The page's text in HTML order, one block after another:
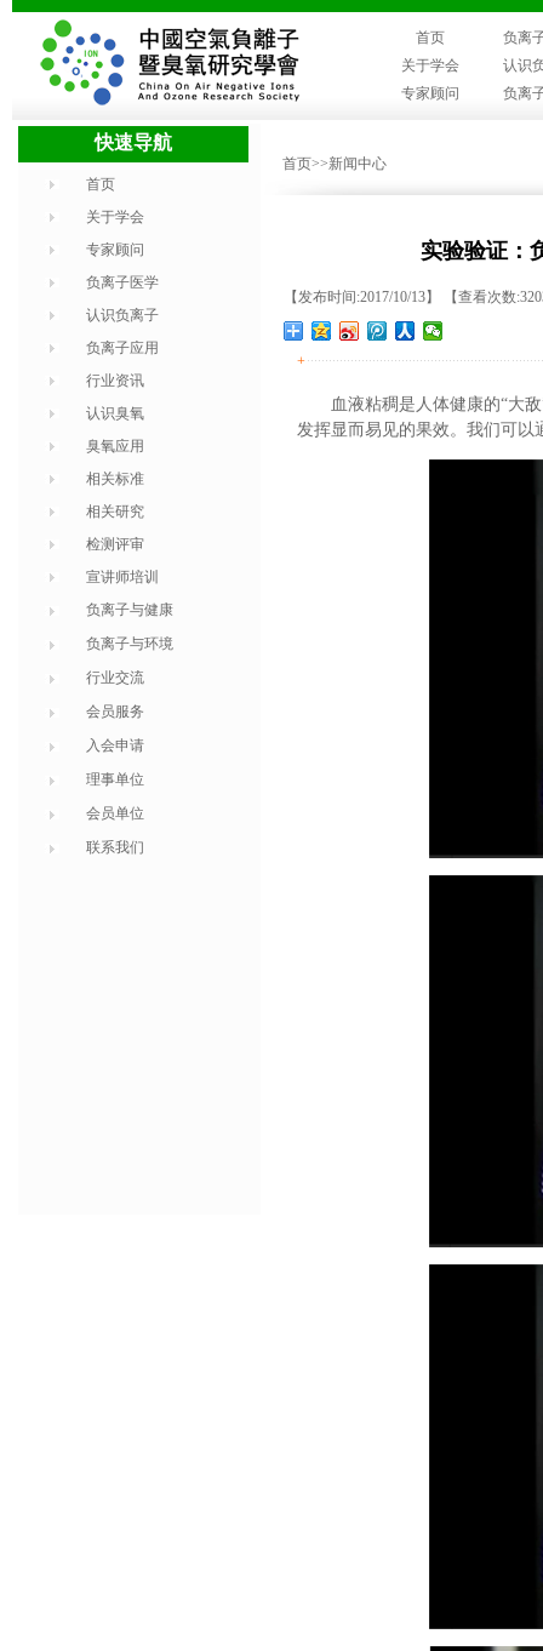
首页
负离
关于学会
认识
专家顾问
负离
快速导航
首页
关于学会
专家顾问
负离子医学
认识负离子
负离子应用
行业资讯
认识臭氧
臭氧应用
相关标准
相关研究
检测评审
宣讲师培训
负离子与健康
负离子与环境
行业交流
会员服务
入会申请
理事单位
会员单位
联系我们
首页>>新闻中心
实验验证：
【发布时间:2017/10/13】 【查看次数
+
血液粘稠是人体健康的“大
发挥显而易见的果效。我们可以